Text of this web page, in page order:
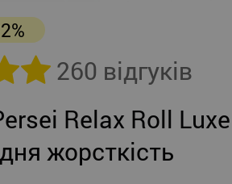
260 відгуків
Relax Roll
жорсткість